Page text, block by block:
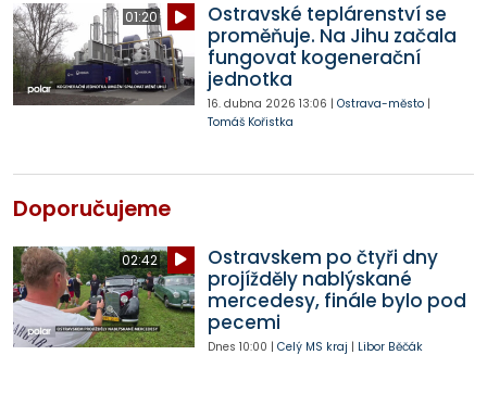
01:20
Ostravské teplárenství se
proměňuje. Na Jihu začala
fungovat kogenerační
jednotka
16. dubna 2026 13:06 | Ostrava-město|
Tomáš Kořistka
Doporučujeme
02:42
Ostravskem po čtyři dny
projížděly nablýskané
mercedesy, finále bylo pod
pecemi
Dnes 10:00 | Celý MS kraj | Libor Běčák